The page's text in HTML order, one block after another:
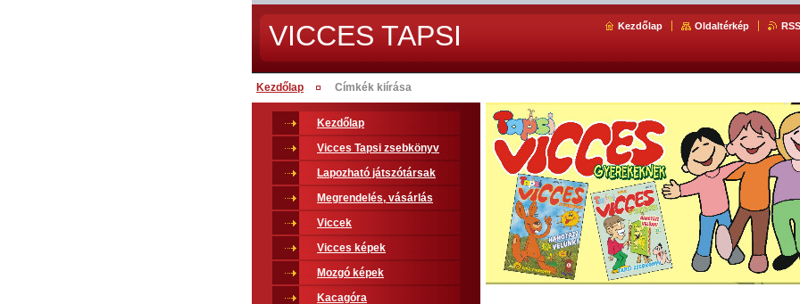
VICCES TAPSI Kezdőlap Oldaltérkép RSS
Kezdőlap Címkék kiírása
Kezdőlap
Vicces Tapsi zsebkönyv
Lapozható játszótársak
Megrendelés, vásárlás
Viccek
Vicces képek
Mozgó képek
Kacagóra